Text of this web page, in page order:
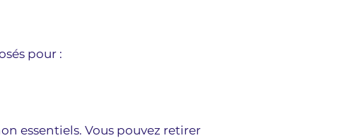
pour :
essentiels. Vous pouvez retirer